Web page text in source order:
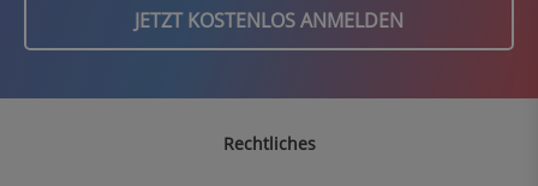
JETZT KOSTENLOS ANMELDEN
Rechtliches